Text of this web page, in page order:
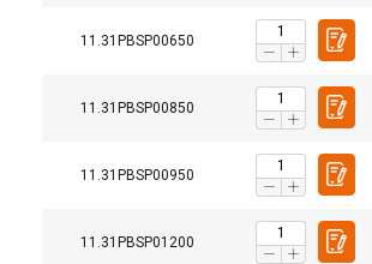
11.31PBSP00650
11.31PBSP00850
11.31PBSP00950
11.31PBSP01200